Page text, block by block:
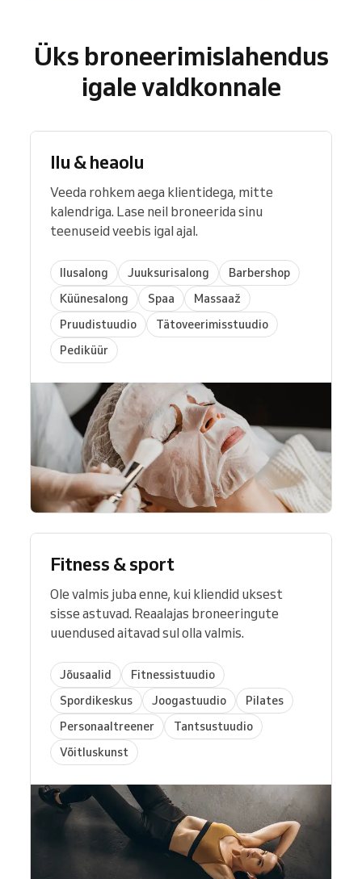
Üks broneerimislahendus
igale valdkonnale
Ilu & heaolu
Veeda rohkem aega klientidega, mitte
kalendriga. Lase neil broneerida sinu
teenuseid veebis igal ajal.
Ilusalong Juuksurisalong
Barbershop
Küünesalong
Spaa
Massaaž
Pruudistuudio
Tätoveerimisstuudio
Pediküür
Fitness & sport
Ole valmis juba enne, kui kliendid uksest
sisse astuvad. Reaalajas broneeringute
uuendused aitavad sul olla valmis.
Jõusaalid
Fitnessistuudio
Spordikeskus
Joogastuudio
Pilates
Personaaltreener
Tantsustuudio
Võitluskunst